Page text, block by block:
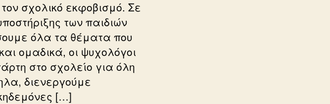
σχολικό εκφοβισμό. Σε
των παιδιών
όλα τα θέματα που
ομαδικά, οι ψυχολόγοι
στο σχολείο για όλη
διενεργούμε
[…]